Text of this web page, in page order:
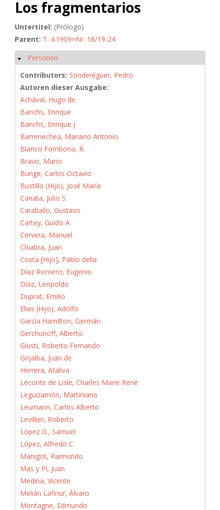
Los fragmentarios
Untertitel: (Prólogo)
Parent: T. 4.1909=Nr. 18/19-24
Hide
Personen
Contributors: Sonderéguer, Pedro
Autoren dieser Ausgabe:
Achával, Hugo de
Banchs, Enrique
Banchs, Enrique J.
Barrenechea, Mariano Antonio
Blanco Fombona, R.
Bravo, Mario
Bunge, Carlos Octavio
Bustillo (Hijo), José María
Canata, Julio S.
Caraballo, Gustavo
Cartey, Guido A.
Cervera, Manuel
Chiabra, Juan
Costa [Hijo], Pablo della
Díaz Romero, Eugenio
Díaz, Leopoldo
Duprat, Emilio
Elias (Hijo), Adolfo
García Hamilton, Germán
Gerchunoff, Alberto
Giusti, Roberto Fernando
Grijalba, Juan de
Herrera, Ataliva
Leconte de Lisle, Charles Marie René
Leguizamón, Martiniano
Leumann, Carlos Alberto
Levillier, Roberto
López G., Samuel
López, Alfredo C.
Manigot, Raimundo
Mas y Pí, Juan
Medina, Vicente
Melián Lafinur, Álvaro
Montagne, Edmundo